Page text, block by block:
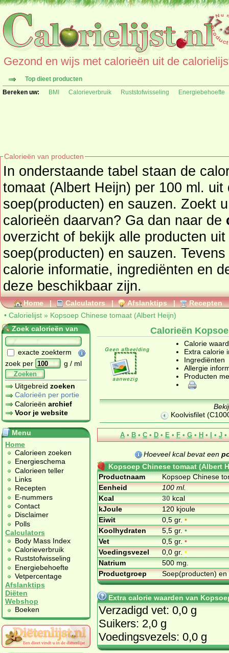
Gezond en wijs met calorieën uit de
Top dieet producten
Bereken uw:
BMI Calorieverbruik Ruststofwisseling Energiebehoefte
Calorieën van producten
In onderstaande tabel staan de
tomaat (Albert Heijn) per 100 ml. uit
soep(producten) en sauzen. Zoekt u een ander product en de
calorieën daarvan? Ga dan naar de
overzicht of bekijk alle
soep(producten) en sauzen. Tevens vindt u ook de uitgebreide
calorie informatie, ingrediënten en
deze beschikbaar zijn.
Home | Calculators | Afslanktips | Recepten
• Calorielijst » Kopsoep Chinese tomaat (Albert Heijn)
Zoek calorieën van
exacte zoekterm
zoek per
g / ml
Zoeken
Uitgebreid zoeken
Calorieën per portie
Calorieën archief
Voor je website
Menu
Home
Calorieen zoeken
Energieschema
Calorieen teller
Links
Recepten
E-nummers
Contact
Disclaimer
Polls
Calculators
Body Mass Index
Calorieverbruik
Ruststofwisseling
Energiebehoefte
Vetpercentage
Afslanktips
Diëten
Webshop
Boeken
Calorieën
Calorie
Extra calorie
Ingrediënten
Allergie
Producten
Koolvisfilet
A • B • C • D • E • F • G • H • I • J •
Hoeveel kcal bevat een
Kopsoep Chinese tomaat (Albert
Productnaam
Kopsoep Chinese
Eenheid
100 ml.
Kcal
30kcal
kJoule
120 kjoule
Eiwit
0,5 gr.•
Koolhydraten
5,5 gr.•
Vet
0,5 gr.•
Voedingsvezel
0,0 gr.•
Natrium
500 mg.
Productgroep
Soep(producten)
Extra calorie waarden van
Verzadigd vet: 0,0 g
Suikers: 2,0 g
Voedingsvezels: 0,0 g